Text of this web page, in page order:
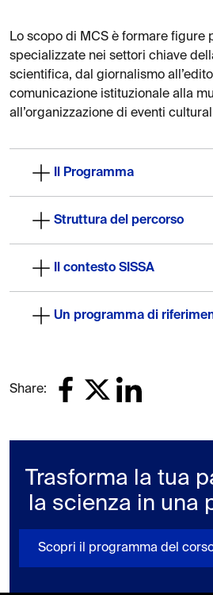
Lo scopo di MCS è formare figure
specializzate nei settori chiave
scientifica, dal giornalismo
comunicazione istituzionale alla
all’organizzazione di eventi
Il Programma
Struttura del percorso
Il contesto SISSA
Un programma di
Share:
Trasforma la tua
la scienza in una
Scopri il programma del